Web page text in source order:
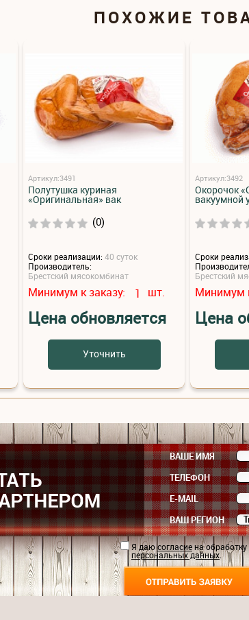
ПОХОЖИЕ
Артикул:3491
Полутушка куриная
«Оригинальная» вак
(0)
Сроки реализации:40 суток
Производитель:
Брестский мясокомбинат
Минимум к заказу: 1 шт.
Цена обновляется
Уточнить
Артикул:3492
Окорочок
вакуумной
Сроки
Брестский
Минимум
Цена
ВАШЕ ИМЯ
ТЕЛЕФОН
E-MAIL
ВАШ РЕГИОН
Я даюсогласиена
персональных данных